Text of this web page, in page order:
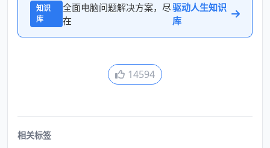
知识
库
全面电脑问题解决方案，尽
在
驱动人生知识
库
14594
相关标签